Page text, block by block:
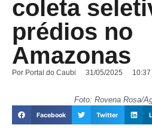
coleta
prédios no
Amazonas
Por Portal do Caubi 31/05/2025 10:37
Foto: Rovena Rosa/
Facebook Twitter